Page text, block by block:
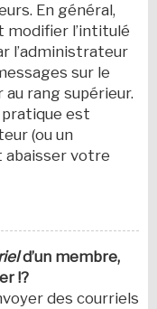
En général,
modifier l’intitulé
l’administrateur
sur le
rang supérieur.
est
(ou un
votre
d’un membre,
!?
des courriels